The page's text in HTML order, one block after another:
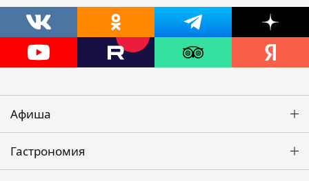
Афиша
Гастрономия